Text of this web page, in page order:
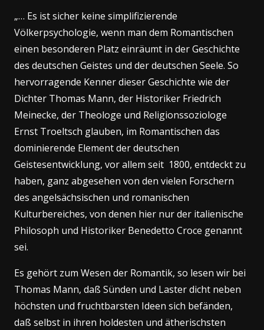
„… Es ist sicher keine simplifizierende
Völkerpsychologie, wenn man dem Romantischen
einen besonderen Platz einräumt in der Geschichte
des deutschen Geistes und der deutschen Seele. So
hervorragende Kenner dieser Geschichte wie der
Dichter Thomas Mann, der Historiker Friedrich
Meinecke, der Theologe und Religionssoziologe
Ernst Troeltsch glauben, im Romantischen das
dominierende Element der deutschen
Geistesentwicklung, vor allem seit 1800, entdeckt zu
haben, ganz abgesehen von den vielen Forschern
des angelsächsischen und romanischen
Kulturbereiches, von denen hier nur der italienische
Philosoph und Historiker Benedetto Croce genannt
sei.
Es gehört zum Wesen der Romantik, so lesen wir bei
Thomas Mann, daß Sünden und Laster dicht neben
höchsten und fruchtbarsten Ideen sich befänden,
daß selbst in ihren holdesten und ätherischsten